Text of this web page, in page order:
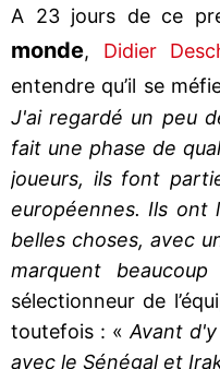
A 23 jours de ce
monde, Didier
entendre qu’il se
J'ai regardé un peu
fait une phase de
joueurs, ils font
européennes. Ils ont
belles choses, avec
marquent
sélectionneur de
toutefois : «Avant
avec le Sénégal et